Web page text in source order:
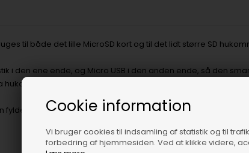
Cookie information
Vi bruger cookies til indsamling af statistik og til
forbedring af hjemmesiden. Ved at klikke videre,
til både det lille MicroSD kort og til det lidt større SD
i den ene ende, og Micro USB i den anden ende, så den
blot 10 x 20 x 64 mm.